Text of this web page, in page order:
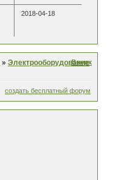
2018-04-18
»Электрооборудование
Вверх
создать бесплатный форум